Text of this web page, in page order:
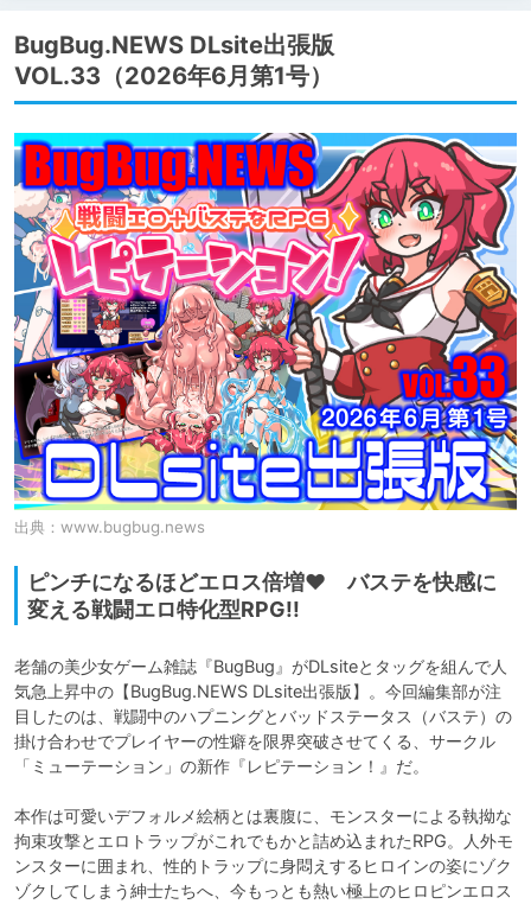
BugBug.NEWS DLsite出張版
VOL.33（2026年6月第1号）
出典： www.bugbug.news
ピンチになるほどエロス倍増♥ バステを快感に
変える戦闘エロ特化型RPG!!
老舗の美少女ゲーム雑誌『BugBug』がDLsiteとタッグを組んで人
気急上昇中の【BugBug.NEWS DLsite出張版】。今回編集部が注
目したのは、戦闘中のハプニングとバッドステータス（バステ）の
掛け合わせでプレイヤーの性癖を限界突破させてくる、サークル
「ミューテーション」の新作『レピテーション！』だ。
本作は可愛いデフォルメ絵柄とは裏腹に、モンスターによる執拗な
拘束攻撃とエロトラップがこれでもかと詰め込まれたRPG。人外モ
ンスターに囲まれ、性的トラップに身悶えするヒロインの姿にゾク
ゾクしてしまう紳士たちへ、今もっとも熱い極上のヒロピンエロス